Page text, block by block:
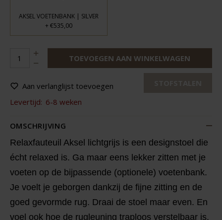
AKSEL VOETENBANK | SILVER
+ €535,00
TOEVOEGEN AAN WINKELWAGEN
Aan verlanglijst toevoegen
Levertijd: 6-8 weken
OMSCHRIJVING
Relaxfauteuil Aksel lichtgrijs is een designstoel die
écht relaxed is. Ga maar eens lekker zitten met je
voeten op de bijpassende (optionele) voetenbank.
Je voelt je geborgen dankzij de fijne zitting en de
goed gevormde rug. Draai de stoel maar even. En
voel ook hoe de rugleuning traploos verstelbaar is.